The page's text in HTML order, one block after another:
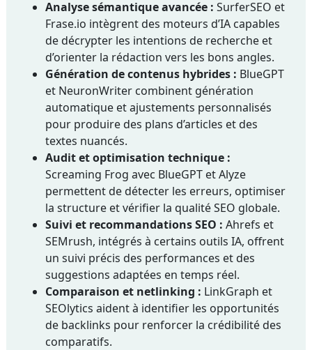
Analyse sémantique avancée : SurferSEO et
Frase.io intègrent des moteurs d’IA capables
de décrypter les intentions de recherche et
d’orienter la rédaction vers les bons angles.
Génération de contenus hybrides : BlueGPT
et NeuronWriter combinent génération
automatique et ajustements personnalisés
pour produire des plans d’articles et des
textes nuancés.
Audit et optimisation technique :
Screaming Frog avec BlueGPT et Alyze
permettent de détecter les erreurs, optimiser
la structure et vérifier la qualité SEO globale.
Suivi et recommandations SEO : Ahrefs et
SEMrush, intégrés à certains outils IA, offrent
un suivi précis des performances et des
suggestions adaptées en temps réel.
Comparaison et netlinking : LinkGraph et
SEOlytics aident à identifier les opportunités
de backlinks pour renforcer la crédibilité des
comparatifs.